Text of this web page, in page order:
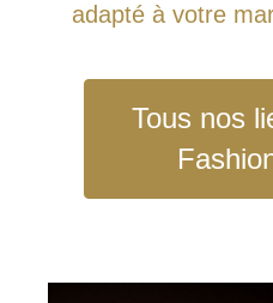
adapté à votre
Tous nos